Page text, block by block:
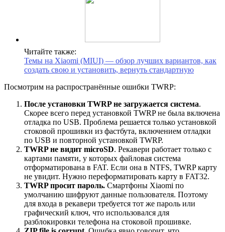
Читайте также:
Темы на Xiaomi (MIUI) — обзор лучших вариантов, как
создать свою и установить, вернуть стандартную
Посмотрим на распространённые ошибки TWRP:
После установки TWRP не загружается система.
Скорее всего перед установкой TWRP не была включена
отладка по USB. Проблема решается только установкой
стоковой прошивки из фастбута, включением отладки
по USB и повторной установкой TWRP.
TWRP не видит microSD. Рекавери работает только с
картами памяти, у которых файловая система
отформатирована в FAT. Если она в NTFS, TWRP карту
не увидит. Нужно переформатировать карту в FAT32.
TWRP просит пароль. Смартфоны Xiaomi по
умолчанию шифруют данные пользователя. Поэтому
для входа в рекавери требуется тот же пароль или
графический ключ, что использовался для
разблокировки телефона на стоковой прошивке.